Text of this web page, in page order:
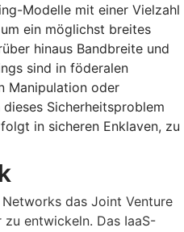
Modelle mit einer Vielzahl
ein möglichst breites
hinaus Bandbreite und
sind in föderalen
Manipulation oder
Sicherheitsproblem
in sicheren Enklaven, zu
das Joint Venture
entwickeln. Das IaaS-